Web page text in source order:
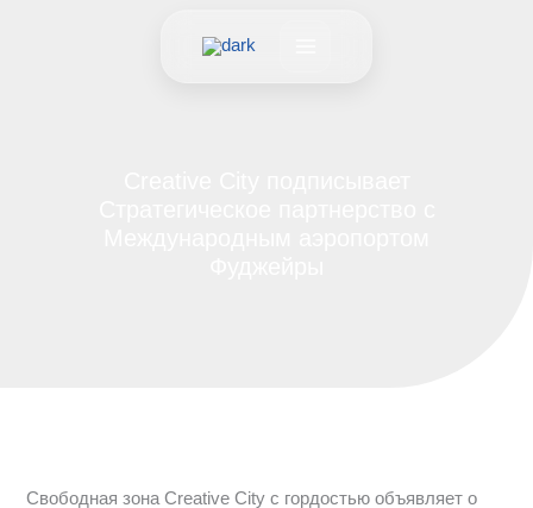
Свободная зона Creative City с гордостью объявляет о